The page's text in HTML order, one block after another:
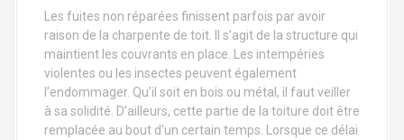
Les fuites non réparées finissent parfois par avoir
raison de la charpente de toit. Il s’agit de la structure qui
maintient les couvrants en place. Les intempéries
violentes ou les insectes peuvent également
l’endommager. Qu’il soit en bois ou métal, il faut veiller
à sa solidité. D’ailleurs, cette partie de la toiture doit être
remplacée au bout d’un certain temps. Lorsque ce délai